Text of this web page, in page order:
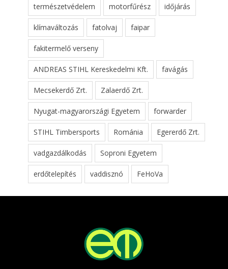
természetvédelem motorfűrész időjárás
klímaváltozás fatolvaj faipar
fakitermelő verseny
ANDREAS STIHL Kereskedelmi Kft. favágás
Mecsekerdő Zrt. Zalaerdő Zrt.
Nyugat-magyarországi Egyetem forwarder
STIHL Timbersports Románia Egererdő Zrt.
vadgazdálkodás Soproni Egyetem
erdőtelepítés vaddisznó FeHoVa